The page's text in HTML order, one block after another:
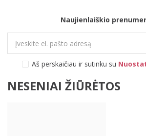
Naujienlaiškio
Aš perskaičiau ir sutinku su
NESENIAI ŽIŪRĖTOS